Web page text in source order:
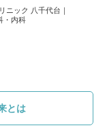
ニック 八千代台｜
・内科
とは